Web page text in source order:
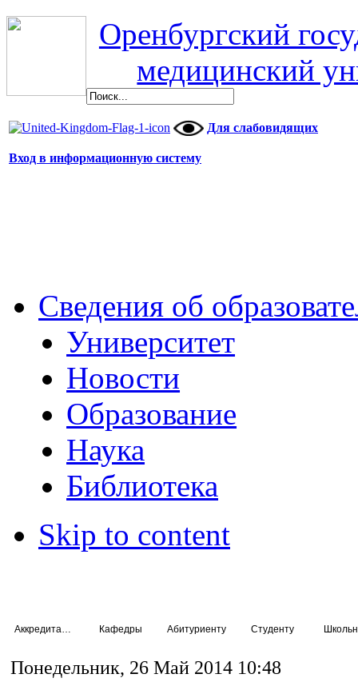
Оренбургский
медицинский
Для слабовидящих
Вход в информационную систему
Сведения об
Университет
Новости
Образование
Наука
Библиотека
Skip to content
Кафедры Абитуриенту Студенту
Понедельник, 26 Май 2014 10:48